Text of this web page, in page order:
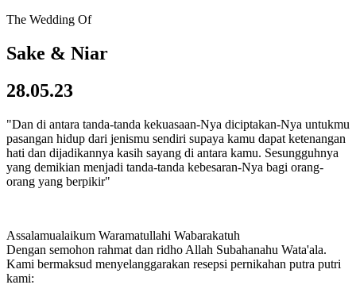
The Wedding Of
Sake & Niar
28.05.23
"Dan di antara tanda-tanda kekuasaan-Nya diciptakan-Nya untukmu
pasangan hidup dari jenismu sendiri supaya kamu dapat ketenangan
hati dan dijadikannya kasih sayang di antara kamu. Sesungguhnya
yang demikian menjadi tanda-tanda kebesaran-Nya bagi orang-
orang yang berpikir"
Assalamualaikum Waramatullahi Wabarakatuh
Dengan semohon rahmat dan ridho Allah Subahanahu Wata'ala.
Kami bermaksud menyelanggarakan resepsi pernikahan putra putri
kami: